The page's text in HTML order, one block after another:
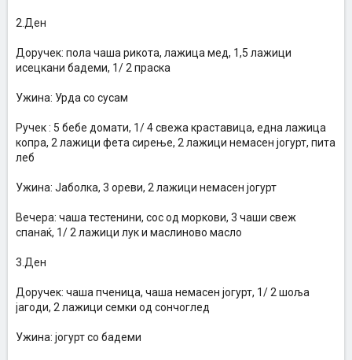
2.Ден
Доручек: пола чаша рикота, лажица мед, 1,5 лажици
исецкани бадеми, 1/ 2 праска
Ужина: Урда со сусам
Ручек : 5 бебе домати, 1/ 4 свежа краставица, една лажица
копра, 2 лажици фета сирење, 2 лажици немасен јогурт, пита
леб
Ужина: Јаболка, 3 ореви, 2 лажици немасен јогурт
Вечера: чаша тестенини, сос од моркови, 3 чаши свеж
спанаќ, 1/ 2 лажици лук и маслиново масло
3.Ден
Доручек: чаша пченица, чаша немасен јогурт, 1/ 2 шоља
јагоди, 2 лажици семки од сончоглед
Ужина: јогурт со бадеми